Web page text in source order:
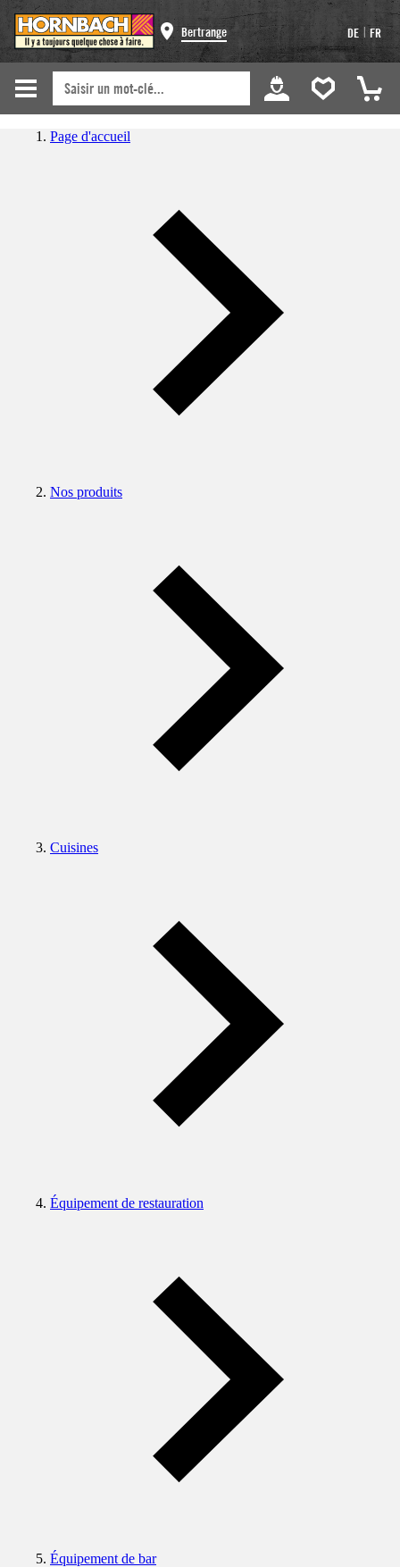
Bertrange DE | FR
Page d'accueil
Nos produits
Cuisines
Équipement de restauration
Équipement de bar